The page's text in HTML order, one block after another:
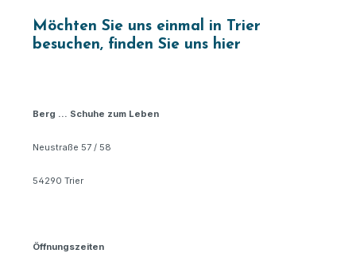
Möchten Sie uns einmal in Trier
besuchen, finden Sie uns hier
Berg … Schuhe zum Leben
Neustraße 57 / 58
54290 Trier
Öffnungszeiten